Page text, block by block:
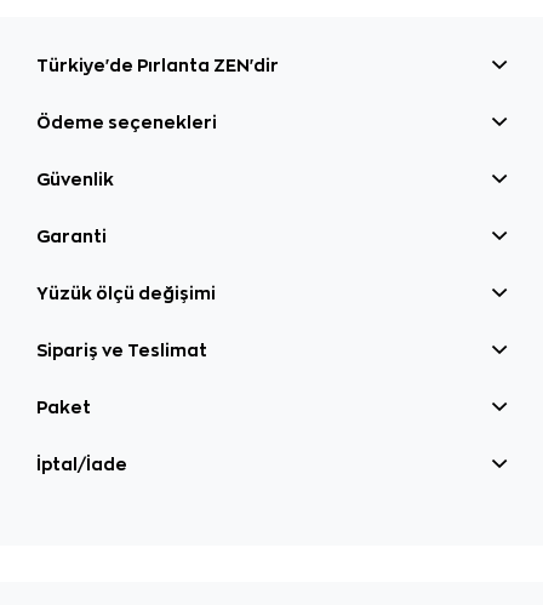
Türkiye'de Pırlanta ZEN'dir
Ödeme seçenekleri
Güvenlik
Garanti
Yüzük ölçü değişimi
Sipariş ve Teslimat
Paket
İptal/İade